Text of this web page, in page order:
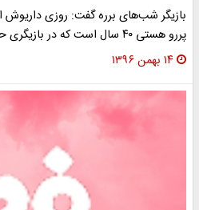
بازیگر شب‌های برره گفت: روزی داریوش
پررو هستی ۴۰ سال است که در بازیگری حضور داری و اگر اوج…
۱۴ بهمن ۱۳۹۶